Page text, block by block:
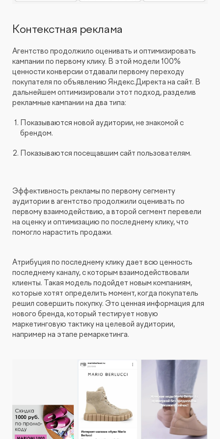
Контекстная реклама
Агентство продолжило оценивать и оптимизировать
кампании по первому клику. В этой модели 100%
ценности конверсии отдавали первому переходу
покупателя по объявлению Яндекс.Директа на сайт. В
дальнейшем оптимизировали этот подход, разделив
рекламные кампании на два типа:
Показываются новой аудитории, не знакомой с
брендом.
Показываются посещавшим сайт пользователям.
Эффективность рекламы по первому сегменту
аудитории в агентство продолжили оценивать по
первому взаимодействию, а второй сегмент перевели
на оценку и оптимизацию по последнему клику, что
помогло нарастить продажи.
Атрибуция по последнему клику дает всю ценность
последнему каналу, с которым взаимодействовали
клиенты. Такая модель подойдет новым компаниям,
которые хотят определить момент, когда покупатель
решил совершить покупку. Это ценная информация для
нового бренда, который тестирует новую
маркетинговую тактику на целевой аудитории,
например на этапе ремаркетинга.